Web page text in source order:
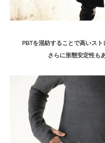
PBTを混紡することで高いスト
さらに形態安定性も